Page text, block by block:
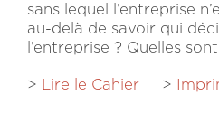
sans lequel l’entreprise
au-delà de savoir qui
l’entreprise ? Quelles
> Lire le Cahier >